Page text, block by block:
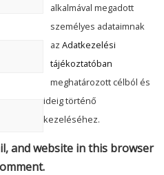
and website in this browser
alkalmával megadott
személyes adataimnak
azAdatkezelési
tájékoztatóban
meghatározott célból és
ideig történő
kezeléséhez.